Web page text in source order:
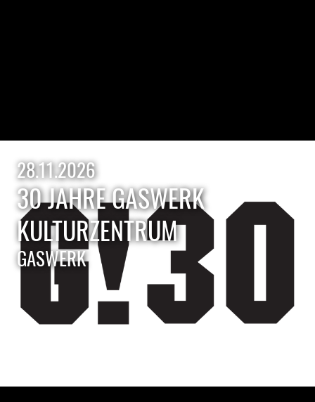
28.11.2026
30 JAHRE GASWERK
KULTURZENTRUM
GASWERK